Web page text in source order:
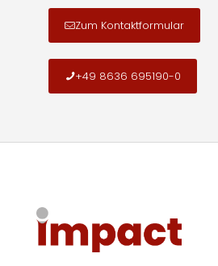
Zum Kontaktformular
+49 8636 695190-0